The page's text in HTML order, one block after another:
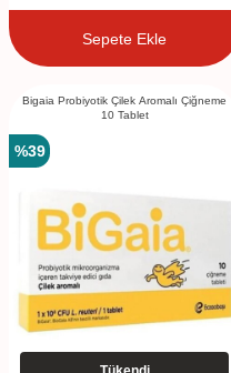
Sepete Ekle
Bigaia Probiyotik Çilek Aromalı Çiğneme
10 Tablet
%39